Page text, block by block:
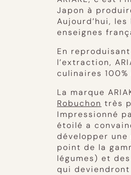
Japon à
Aujourd’hui,
enseignes
En
l’extraction,
culinaires
La marque
Robuchon très
Impressionné
étoilé a
développer
point de la
légumes) et
qui